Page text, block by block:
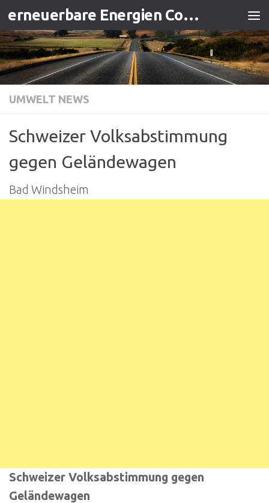
Zum Inhalt springen erneuerbare Energien Contracting
UMWELT NEWS
Schweizer Volksabstimmung
gegen Geländewagen
Bad Windsheim
Schweizer Volksabstimmung gegen
Geländewagen